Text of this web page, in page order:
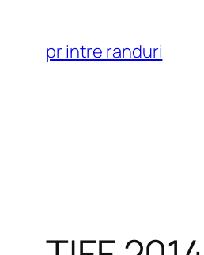
content
pr intre randuri